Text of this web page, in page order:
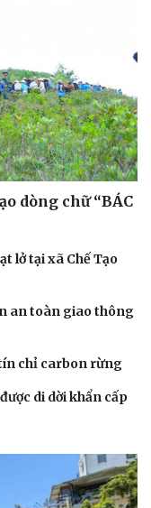
đêm khuya
tâm hồn
dòng chữ “BÁC
lở tại xã Chế Tạo
an toàn giao thông
chỉ carbon rừng
di dời khẩn cấp